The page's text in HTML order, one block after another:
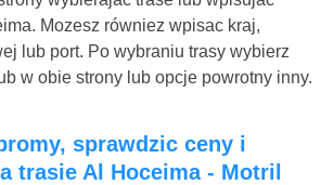
Mozesz równiez wpisac kraj,
lub port. Po wybraniu trasy wybierz
w obie strony lub opcje powrotny inny.
trasie Al Hoceima - Motril